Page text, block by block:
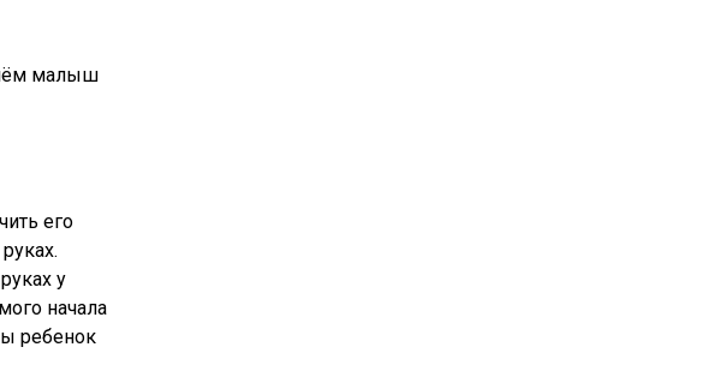
малыш
его
у
начала
ребенок